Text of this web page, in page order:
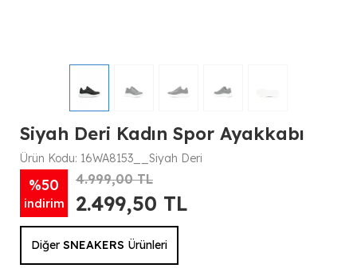
Siyah Deri Kadın Spor Ayakkabı
Ürün Kodu: 16WA8153__Siyah Deri
%50
indirim
4.999,00 TL
2.499,50 TL
Diğer SNEAKERS Ürünleri